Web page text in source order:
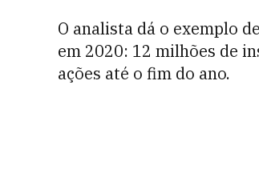
O analista dá o exemplo
em 2020: 12 milhões de
ações até o fim do ano.